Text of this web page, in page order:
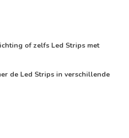
of zelfs Led Strips met
de Led Strips in verschillende